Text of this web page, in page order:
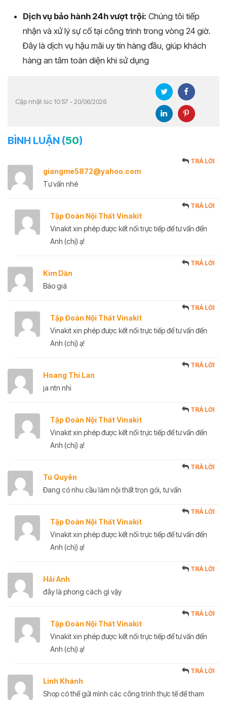
Dịch vụ bảo hành 24h vượt trội: Chúng tôi tiếp
nhận và xử lý sự cố tại công trình trong vòng 24 giờ.
Đây là dịch vụ hậu mãi uy tín hàng đầu, giúp khách
hàng an tâm toàn diện khi sử dụng
Cập nhật lúc 10:57 - 20/06/2026
BÌNH LUẬN (50)
giangme5872@yahoo.com
TRẢ LỜI
Tư vấn nhé
Tập Đoàn Nội Thất Vinakit
TRẢ LỜI
Vinakit xin phép được kết nối trực tiếp để tư vấn đến
Anh (chị) ạ!
Kim Dần
TRẢ LỜI
Báo giá
Tập Đoàn Nội Thất Vinakit
TRẢ LỜI
Vinakit xin phép được kết nối trực tiếp để tư vấn đến
Anh (chị) ạ!
Hoang Thi Lan
TRẢ LỜI
ja ntn nhi
Tập Đoàn Nội Thất Vinakit
TRẢ LỜI
Vinakit xin phép được kết nối trực tiếp để tư vấn đến
Anh (chị) ạ!
Tú Quyên
TRẢ LỜI
Đang có nhu cầu làm nội thất trọn gói, tư vấn
Tập Đoàn Nội Thất Vinakit
TRẢ LỜI
Vinakit xin phép được kết nối trực tiếp để tư vấn đến
Anh (chị) ạ!
Hải Anh
TRẢ LỜI
đây là phong cách gì vậy
Tập Đoàn Nội Thất Vinakit
TRẢ LỜI
Vinakit xin phép được kết nối trực tiếp để tư vấn đến
Anh (chị) ạ!
Linh Khánh
TRẢ LỜI
Shop có thể gửi mình các công trình thực tế để tham